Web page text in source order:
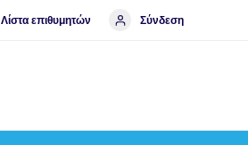
Λίστα επιθυμητών Σύνδεση